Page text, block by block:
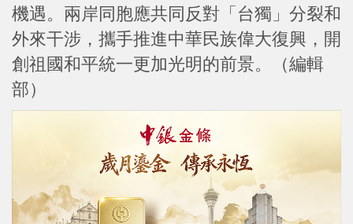
機遇。兩岸同胞應共同反對「台獨」分裂和
外來干涉，攜手推進中華民族偉大復興，開
創祖國和平統一更加光明的前景。（編輯
部）